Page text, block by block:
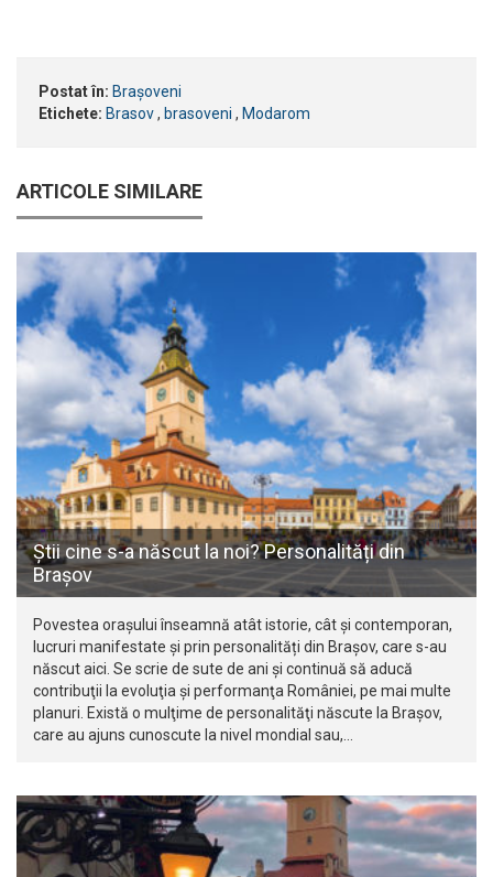
Postat în: Brașoveni
Etichete: Brasov, brasoveni , Modarom
ARTICOLE SIMILARE
Ştii cine s-a născut la noi? Personalități din
Brașov
Povestea orașului înseamnă atât istorie, cât şi contemporan,
lucruri manifestate și prin personalități din Brașov, care s-au
născut aici. Se scrie de sute de ani şi continuă să aducă
contribuţii la evoluţia şi performanţa României, pe mai multe
planuri. Există o mulţime de personalităţi născute la Braşov,
care au ajuns cunoscute la nivel mondial sau,…